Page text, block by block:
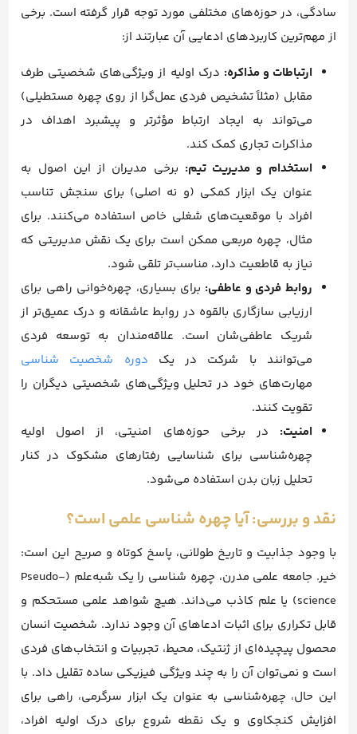
سادگی، در حوزه‌های مختلفی مورد توجه قرار گرفته است. برخی
از مهم‌ترین کاربردهای ادعایی آن عبارتند از:
ارتباطات و مذاکره: درک اولیه از ویژگی‌های شخصیتی طرف
مقابل (مثلاً تشخیص فردی عمل‌گرا از روی چهره مستطیلی)
می‌تواند به ایجاد ارتباط مؤثرتر و پیشبرد اهداف در
مذاکرات تجاری کمک کند.
استخدام و مدیریت تیم: برخی مدیران از این اصول به
عنوان یک ابزار کمکی (و نه اصلی) برای سنجش تناسب
افراد با موقعیت‌های شغلی خاص استفاده می‌کنند. برای
مثال، چهره مربعی ممکن است برای یک نقش مدیریتی که
نیاز به قاطعیت دارد، مناسب‌تر تلقی شود.
روابط فردی و عاطفی: برای بسیاری، چهره‌خوانی راهی برای
ارزیابی سازگاری بالقوه در روابط عاشقانه و درک عمیق‌تر از
شریک عاطفی‌شان است. علاقه‌مندان به توسعه فردی
می‌توانند با شرکت در یک دوره شخصیت شناسی
مهارت‌های خود در تحلیل ویژگی‌های شخصیتی دیگران را
تقویت کنند.
امنیت: در برخی حوزه‌های امنیتی، از اصول اولیه
چهره‌شناسی برای شناسایی رفتارهای مشکوک در کنار
تحلیل زبان بدن استفاده می‌شود.
نقد و بررسی: آیا چهره شناسی علمی است؟
با وجود جذابیت و تاریخ طولانی، پاسخ کوتاه و صریح این است:
خیر. جامعه علمی مدرن، چهره شناسی را یک شبه‌علم (Pseudo-
science) یا علم کاذب می‌داند. هیچ شواهد علمی مستحکم و
قابل تکراری برای اثبات ادعاهای آن وجود ندارد. شخصیت انسان
محصول پیچیده‌ای از ژنتیک، محیط، تجربیات و انتخاب‌های فردی
است و نمی‌توان آن را به چند ویژگی فیزیکی ساده تقلیل داد. با
این حال، چهره‌شناسی به عنوان یک ابزار سرگرمی، راهی برای
افزایش کنجکاوی و یک نقطه شروع برای درک اولیه افراد،